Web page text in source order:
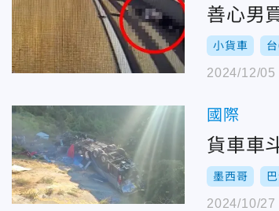
善心男
小貨車
2024/12/05
國際
貨車車
墨西哥
2024/10/27